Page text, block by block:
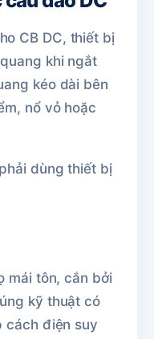
CB DC, thiết bị
khi ngắt
kéo dài bên
nổ vỏ hoặc
dùng thiết bị
mái tôn, cắn bởi
kỹ thuật có
cách điện suy